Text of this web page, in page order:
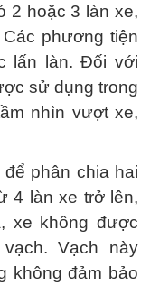
2 hoặc 3 làn xe,
phương tiện
lấn làn. Đối với
sử dụng trong
nhìn vượt xe,
để phân chia hai
4 làn xe trở lên,
xe không được
Vạch này
không đảm bảo